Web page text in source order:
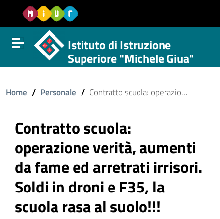
Vai al contenuto
Vail al menu di navigazione
Vai al footer
Attiva disattiva la navigazione
Istituto di Istruzione
Superiore "Michele Giua"
Home / Personale / Contratto scuola: operazione verità, aumenti da fame ed arretrati irrisori. Soldi in droni e F35, la scuola rasa al suolo!!!
Contratto scuola:
operazione verità, aumenti
da fame ed arretrati irrisori.
Soldi in droni e F35, la
scuola rasa al suolo!!!